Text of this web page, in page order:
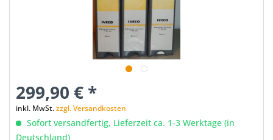
299,90 € *
inkl. MwSt.zzgl. Versandkosten
Sofort versandfertig, Lieferzeit ca. 1-3 Werktage (in
Deutschland)